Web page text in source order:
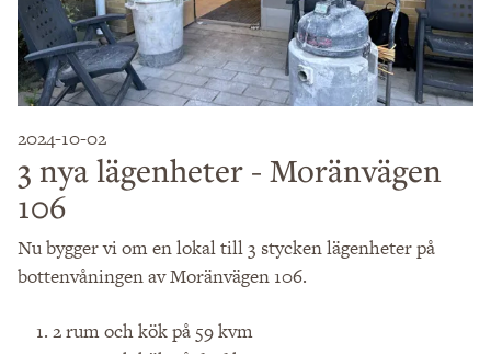
2024-10-02
3 nya lägenheter - Moränvägen
106
Nu bygger vi om en lokal till 3 stycken lägenheter på
bottenvåningen av Moränvägen 106.
2 rum och kök på 59 kvm